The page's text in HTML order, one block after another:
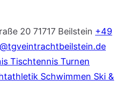
20 71717 Beilstein +49
Tischtennis Turnen
Schwimmen Ski &